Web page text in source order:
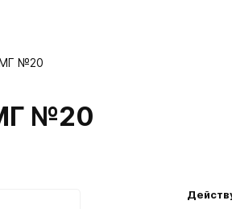
№20
№20